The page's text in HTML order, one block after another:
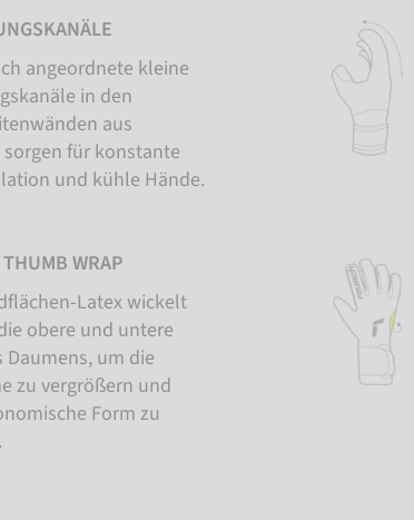
angeordnete kleine
in den
aus
für konstante
und kühle Hände.
WRAP
Latex wickelt
obere und untere
Daumens, um die
zu vergrößern und
Form zu